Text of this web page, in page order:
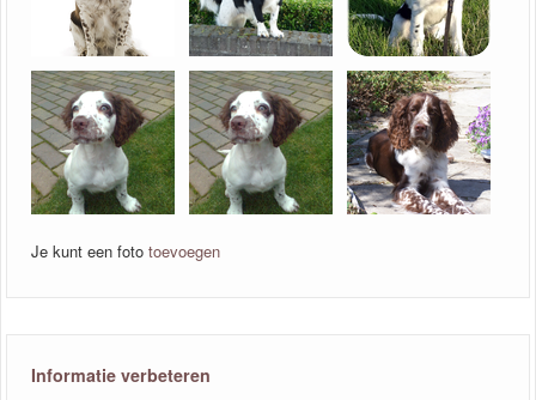
Je kunt een foto toevoegen
Informatie verbeteren